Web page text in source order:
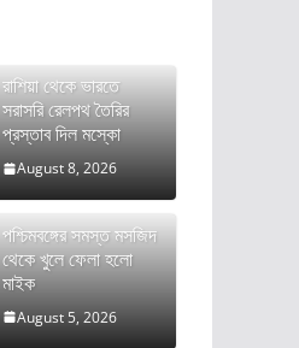
রাশিয়া থেকে ভারতে
সরাসরি রেলপথ তৈরির
প্রস্তাব দিল মস্কো
August 8, 2026
পশ্চিমবঙ্গের সমস্ত মসজিদ
থেকে খুলে ফেলা হলো
মাইক
August 5, 2026
দীর্ঘ রক্তক্ষয়ী সংগ্রামের